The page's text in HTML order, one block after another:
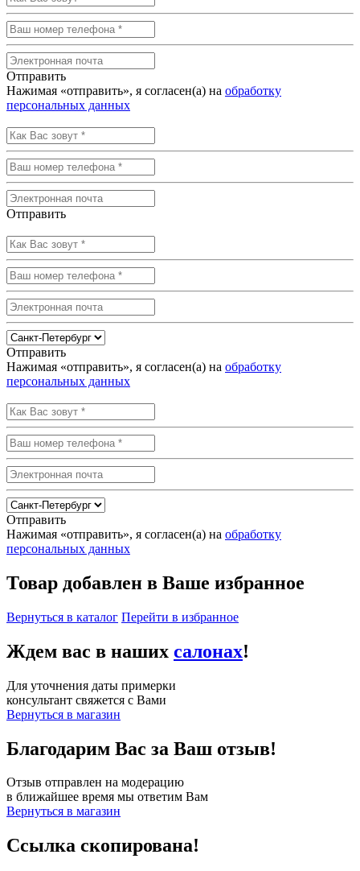
Отправить
Нажимая «отправить», я согласен(а) на обработку
персональных данных
Отправить
Отправить
Нажимая «отправить», я согласен(а) на обработку
персональных данных
Отправить
Нажимая «отправить», я согласен(а) на обработку
персональных данных
Товар добавлен в Ваше избранное
Вернуться в каталог Перейти в избранное
Ждем вас в наших салонах!
Для уточнения даты примерки
консультант свяжется с Вами
Вернуться в магазин
Благодарим Вас за Ваш отзыв!
Отзыв отправлен на модерацию
в ближайшее время мы ответим Вам
Вернуться в магазин
Ссылка скопирована!